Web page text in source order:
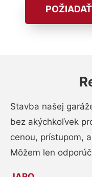
Stavba našej
bez akýchkoľvek
cenou, prístupom,
Môžem len